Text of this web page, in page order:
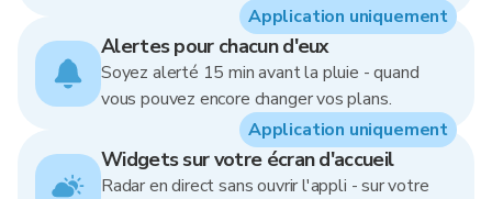
Alertes pour chacun d'eux
Soyez alerté 15 min avant la pluie - quand
vous pouvez encore changer vos plans.
Application uniquement
Widgets sur votre écran d'accueil
Radar en direct sans ouvrir l'appli - sur votre
Application uniquement